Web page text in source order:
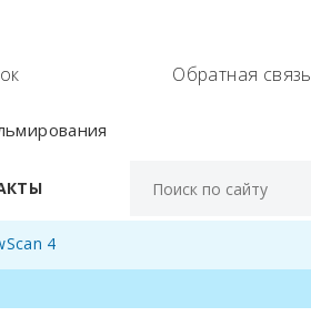
Обратная связь
4